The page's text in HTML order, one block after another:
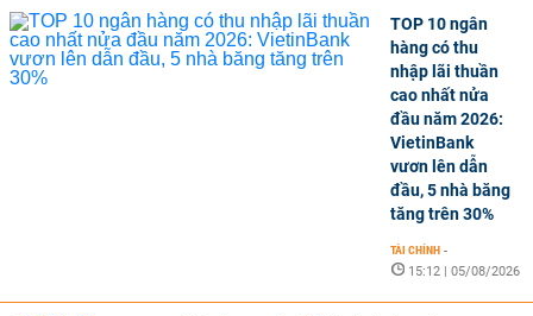
TOP 10 ngân
hàng có thu
nhập lãi thuần
cao nhất nửa
đầu năm 2026:
VietinBank
vươn lên dẫn
đầu, 5 nhà băng
tăng trên 30%
TÀI CHÍNH -
15:12 | 05/08/2026